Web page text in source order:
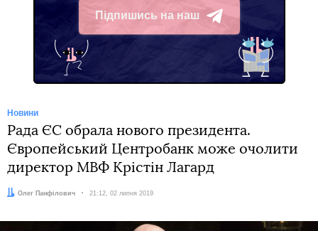
Підпишись на наш
Telegram
Новини
Рада ЄС обрала нового президента.
Європейський Центробанк може очолити
директор МВФ Крістін Лагард
Автор:
Олег Панфілович Дата:
21:12, 02 липня 2019